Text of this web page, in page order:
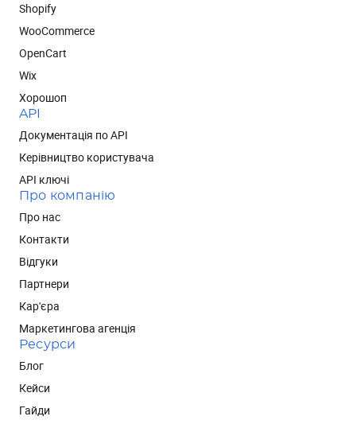
Shopify
WooCommerce
OpenCart
Wix
Хорошоп
API
Документація по API
Керівництво користувача
API ключі
Про компанію
Про нас
Контакти
Відгуки
Партнери
Кар'єра
Маркетингова агенція
Ресурси
Блог
Кейси
Гайди